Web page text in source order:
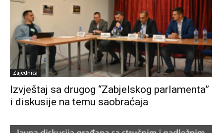
Zajednica
Izvještaj sa drugog “Zabjelskog parlamenta”
i diskusije na temu saobraćaja